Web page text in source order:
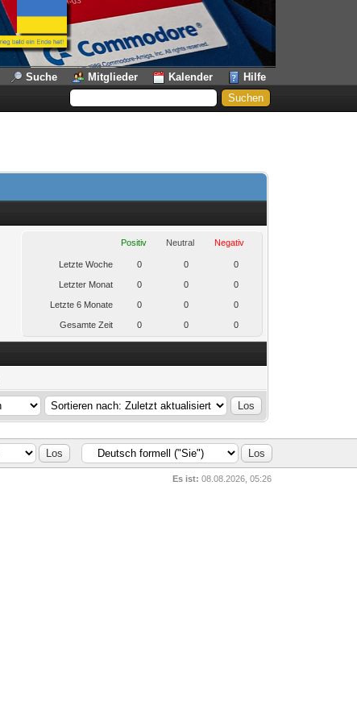
Suche Mitglieder Kalender
Hilfe
Positiv Neutral Negativ
Letzte Woche 0 0 0
Letzter Monat 0 0 0
Letzte 6 Monate 0 0 0
Gesamte Zeit 0 0 0
Es ist: 08.08.2026, 05:26